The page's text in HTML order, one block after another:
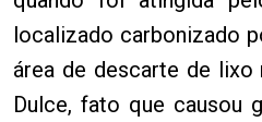
localizado carbonizado
área de descarte de lixo
Dulce, fato que causou